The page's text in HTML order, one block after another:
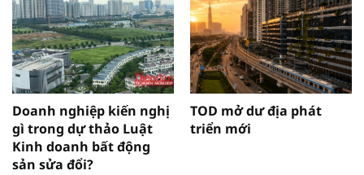
Doanh nghiệp kiến nghị
gì trong dự thảo Luật
Kinh doanh bất động
sản sửa đổi?
TOD mở dư địa phát
triển mới